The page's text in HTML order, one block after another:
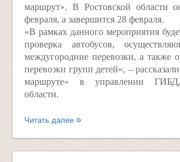
маршрут». В Ростовской области
февраля, а завершится 28 февраля.
«В рамках данного мероприятия
проверка автобусов,
междугородние перевозки, а также
перевозки групп детей», –
маршруте» в управлении
области.
Читать далее